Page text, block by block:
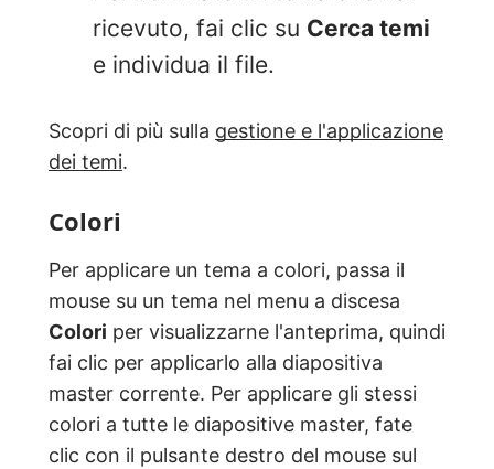
ricevuto, fai clic su Cerca temi
e individua il file.
Scopri di più sulla gestione e l'applicazione
dei temi.
Colori
Per applicare un tema a colori, passa il
mouse su un tema nel menu a discesa
Colori per visualizzarne l'anteprima, quindi
fai clic per applicarlo alla diapositiva
master corrente. Per applicare gli stessi
colori a tutte le diapositive master, fate
clic con il pulsante destro del mouse sul